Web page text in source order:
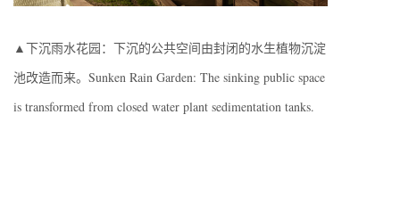
▲下沉雨水花园：下沉的公共空间由封闭的水生植物沉淀
池改造而来。Sunken Rain Garden: The sinking public space
is transformed from closed water plant sedimentation tanks.